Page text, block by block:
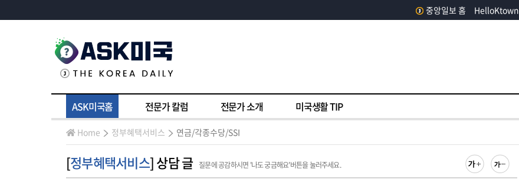
중앙일보 홈 HelloKtown
ASK미국홈 전문가 칼럼 전문가 소개 미국생활 TIP
Home 정부혜택서비스 연금/각종수당/SSI
[정부혜택서비스] 상담 글 질문에 공감하시면 '나도 궁금해요'버튼을 눌러주세요.